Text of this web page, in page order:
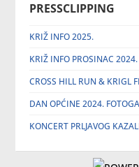
PRESSCLIPPING
KRIŽ INFO 2025.
KRIŽ INFO PROSINAC 2024.
CROSS HILL RUN & KRIGL
DAN OPĆINE 2024.
KONCERT PRLJAVOG